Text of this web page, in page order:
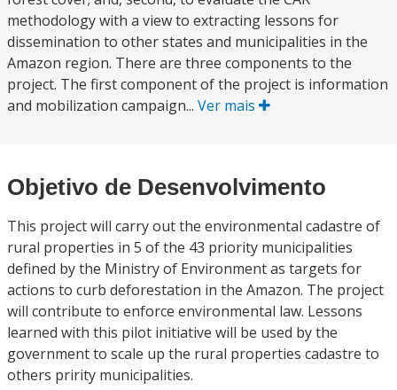
methodology with a view to extracting lessons for
dissemination to other states and municipalities in the
Amazon region. There are three components to the
project. The first component of the project is information
and mobilization campaign... Ver mais
Objetivo de Desenvolvimento
This project will carry out the environmental cadastre of
rural properties in 5 of the 43 priority municipalities
defined by the Ministry of Environment as targets for
actions to curb deforestation in the Amazon. The project
will contribute to enforce environmental law. Lessons
learned with this pilot initiative will be used by the
government to scale up the rural properties cadastre to
others pririty municipalities.